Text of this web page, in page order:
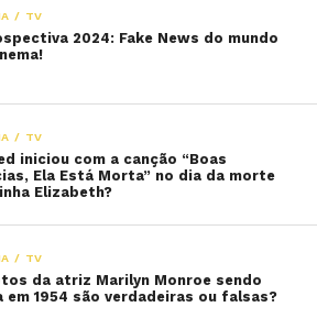
/ TV
2024: Fake News do mundo
/ TV
iniciou com a canção “Boas
Ela Está Morta” no dia da morte
Elizabeth?
/ TV
da atriz Marilyn Monroe sendo
em 1954 são verdadeiras ou falsas?